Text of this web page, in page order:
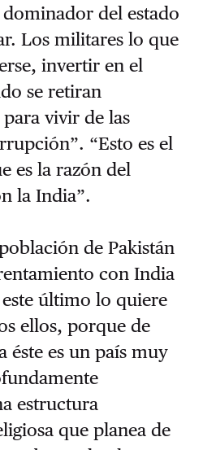
del estado
Los militares lo que
invertir en el
se retiran
vivir de las
“Esto es el
es la razón del
la India”.
de Pakistán
con India
último lo quiere
ellos, porque de
éste es un país muy
estructura
que planea de